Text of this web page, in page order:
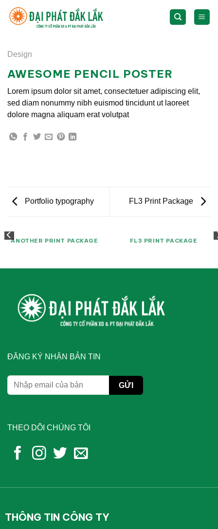
Design
AWESOME PENCIL POSTER
Lorem ipsum dolor sit amet, consectetuer adipiscing elit,
sed diam nonummy nibh euismod tincidunt ut laoreet
dolore magna aliquam erat volutpat
Portfolio typography FL3 Print Package
ANOTHER PRINT PACKAGE FL3 PRINT PACKAGE
ĐĂNG KÝ NHẬN BẢN TIN
THEO DÕI CHÚNG TÔI
THÔNG TIN CÔNG TY